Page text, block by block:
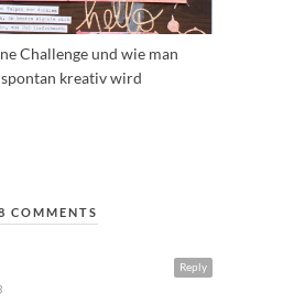
Challenge und wie man
kreativ wird
COMMENTS
Reply